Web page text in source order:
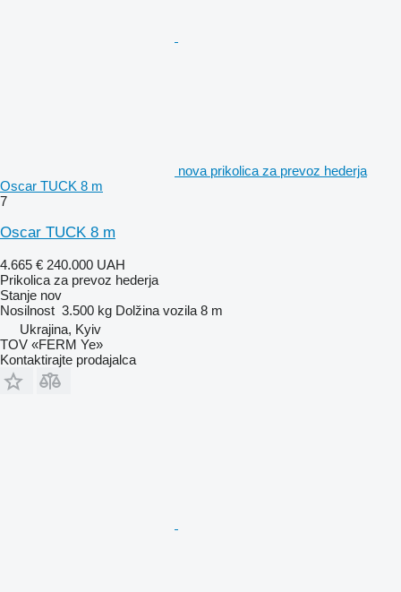
nova prikolica za prevoz hederja
Oscar TUCK 8 m
7
Oscar TUCK 8 m
4.665 € 240.000 UAH
Prikolica za prevoz hederja
Stanje nov
Nosilnost 3.500 kg Dolžina vozila 8 m
Ukrajina, Kyiv
TOV «FERM Ye»
Kontaktirajte prodajalca